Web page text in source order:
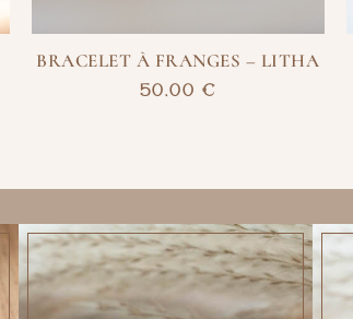
BRACELET À FRANGES – LITHA
50,00 €